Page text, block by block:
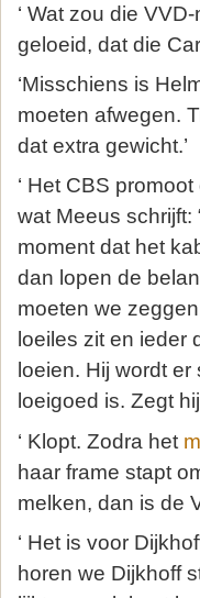
‘ Wat zou die
geloeid, dat die
‘Misschiens is
moeten afwegen.
dat extra gewicht.’
‘ Het CBS
wat Meeus schrijft:
moment dat het
dan lopen de
moeten we
loeiles zit en ieder
loeien. Hij wordt
loeigoed is. Zegt hij
‘ Klopt. Zodra het
haar frame stapt
melken, dan is de
‘ Het is voor
horen we Dijkhoff